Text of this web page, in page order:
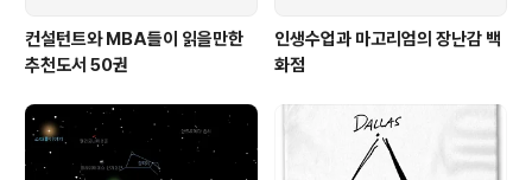
컨설턴트와 MBA들이 읽을만한
추천도서 50권
인생수업과 마고리엄의 장난감 백
화점